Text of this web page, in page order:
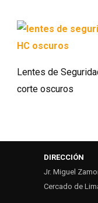
Lentes de
corte oscuros
DIRECCIÓN
Jr. Miguel
Cercado de